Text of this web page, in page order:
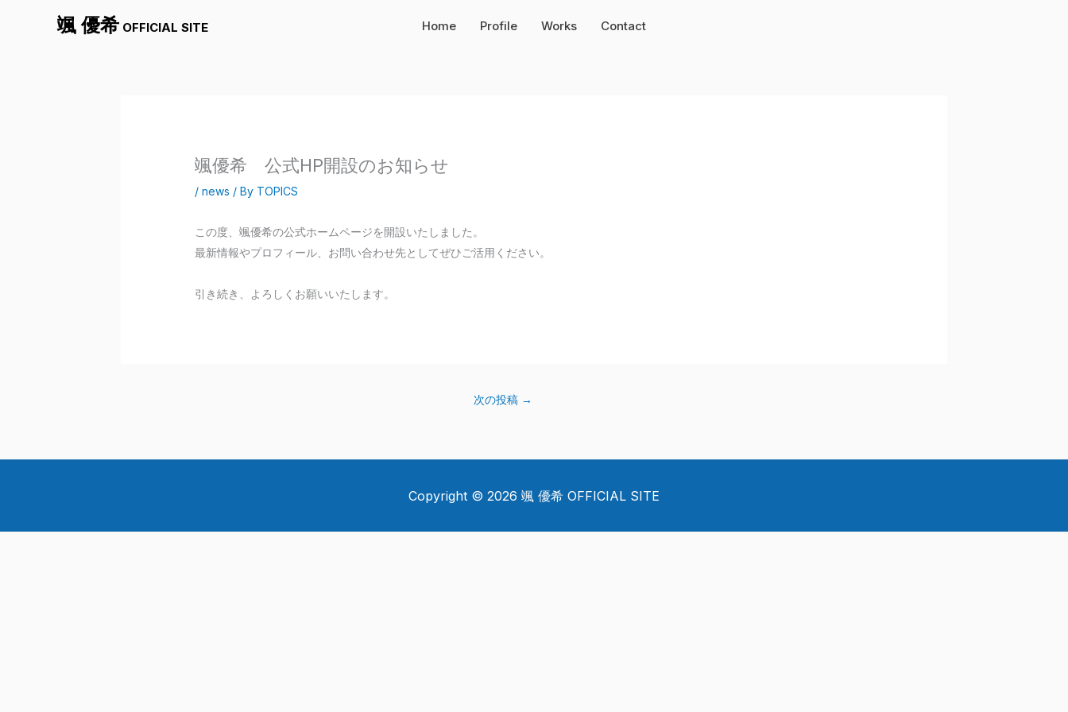
颯 優希 OFFICIAL SITE Home Profile Works Contact
颯優希 公式HP開設のお知らせ
/news / By TOPICS
この度、颯優希の公式ホームページを開設いたしました。
最新情報やプロフィール、お問い合わせ先としてぜひご活用ください。
引き続き、よろしくお願いいたします。
次の投稿 →
Copyright © 2026 颯 優希 OFFICIAL SITE